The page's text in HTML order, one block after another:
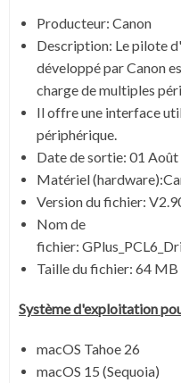
Producteur: Canon
Description: Le pilote
développé par Canon
charge de multiples
Il offre une interface
périphérique.
Date de sortie: 01
Matériel
Version du fichier:
Nom de
fichier:
Taille du fichier: 64 MB
Systèmed'exploitation
macOS Tahoe 26
macOS 15 (Sequoia)